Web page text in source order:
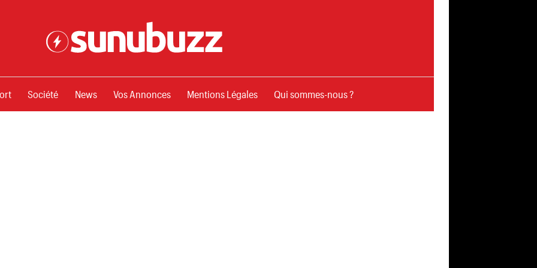
Société News Vos Annonces Mentions Légales Qui sommes-nous ?